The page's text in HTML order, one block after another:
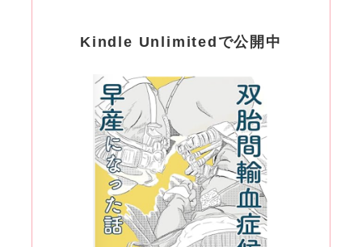
Kindle Unlimitedで公開中